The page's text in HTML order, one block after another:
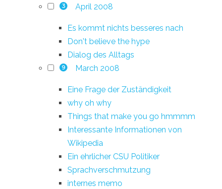
3 April 2008
Es kommt nichts besseres nach
Don't believe the hype
Dialog des Alltags
9 March 2008
Eine Frage der Zuständigkeit
why oh why
Things that make you go hmmmm
Interessante Informationen von
Wikipedia
Ein ehrlicher CSU Politiker
Sprachverschmutzung
internes memo